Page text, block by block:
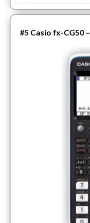
#5 Casio fx-CG50
kleurenscherm